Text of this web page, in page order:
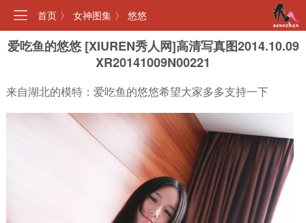
首页 〉 女神图集 〉 悠悠
爱吃鱼的悠悠 [XIUREN秀人网]高清写真图2014.10.09
XR20141009N00221
来自湖北的模特：爱吃鱼的悠悠希望大家多多支持一下